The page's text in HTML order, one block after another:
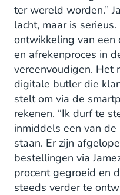
ter wereld worden.”
lacht, maar is
ontwikkeling van
en afrekenproces in
vereenvoudigen. Het
digitale butler die
stelt om via de
rekenen. “Ik durf te
inmiddels een van
staan. Er zijn
bestellingen via
procent gegroeid en
steeds verder te